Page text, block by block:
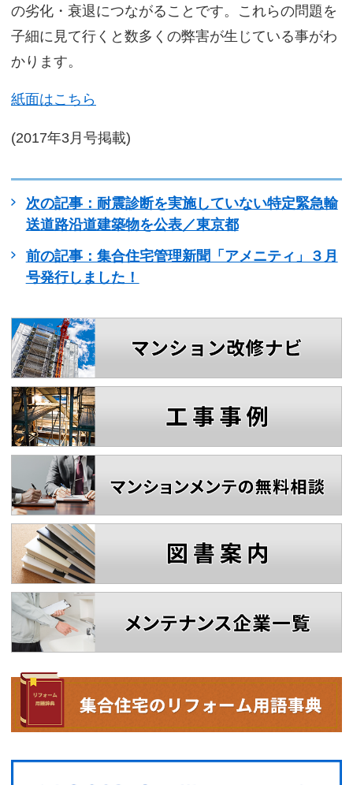
の劣化・衰退につながることです。これらの問題を
子細に見て行くと数多くの弊害が生じている事がわ
かります。
紙面はこちら
(2017年3月号掲載)
次の記事：耐震診断を実施していない特定緊急輸
送道路沿道建築物を公表／東京都
前の記事：集合住宅管理新聞「アメニティ」３月
号発行しました！